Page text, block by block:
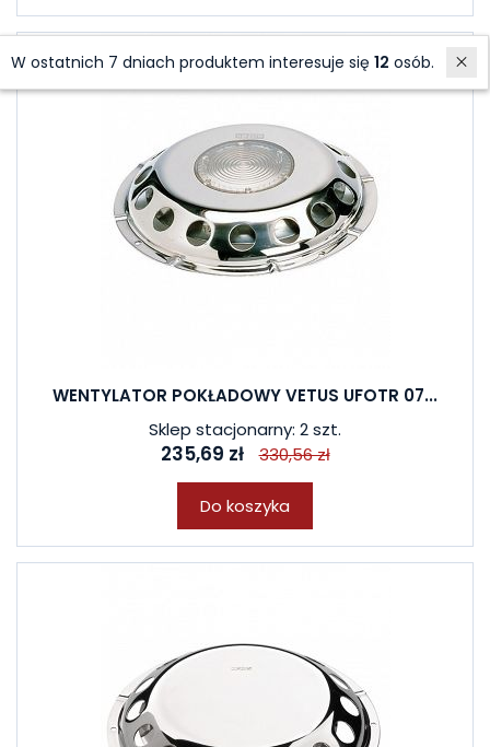
WENTYLATOR POKŁADOWY VETUS UFOTR 07...
Sklep stacjonarny: 2 szt.
235,69 zł 330,56 zł
Do koszyka
W ostatnich 7 dniach produktem interesuje się12 osób.